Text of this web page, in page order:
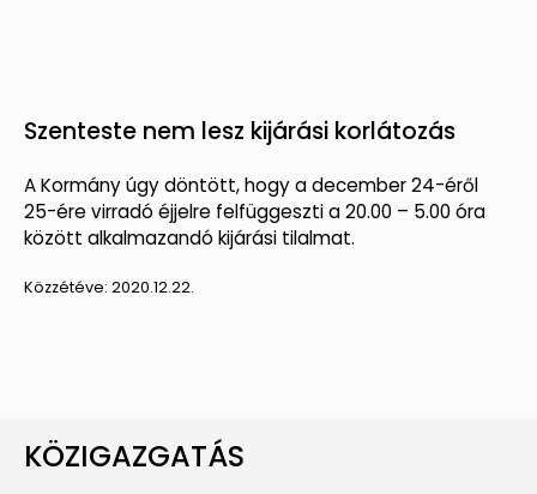
Szenteste nem lesz kijárási korlátozás
A Kormány úgy döntött, hogy a december 24-éről
25-ére virradó éjjelre felfüggeszti a 20.00 – 5.00 óra
között alkalmazandó kijárási tilalmat.
Közzétéve: 2020.12.22.
KÖZIGAZGATÁS